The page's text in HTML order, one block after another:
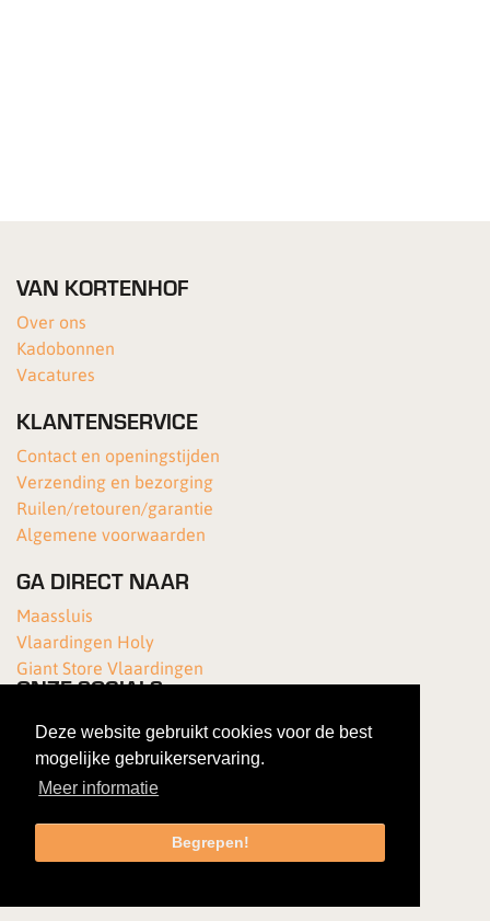
Deze website gebruikt cookies voor de best
mogelijke gebruikerservaring.
Meer informatie
Begrepen!
VAN KORTENHOF
Over ons
Kadobonnen
Vacatures
KLANTENSERVICE
Contact en openingstijden
Verzending en bezorging
Ruilen/retouren/garantie
Algemene voorwaarden
GA DIRECT NAAR
Maassluis
Vlaardingen Holy
Giant Store Vlaardingen
ONZE SOCIALS
Copyright 2026 Van Kortenhof Fietsen